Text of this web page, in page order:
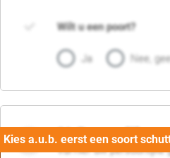
Wilt u een poort?
Ja Nee,
06. Persoonlijke
Vul hier uw persoonlijke